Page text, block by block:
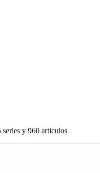
y 960 articulos